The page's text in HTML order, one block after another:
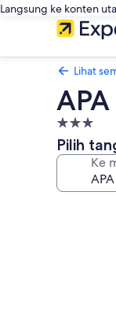
Langsung ke konten
Lihat
Properti
bintang
3.0
Pilih
Ke